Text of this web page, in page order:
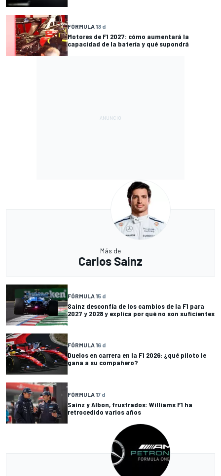
FÓRMULA 13 d
Motores de F1 2027: cómo aumentará la
capacidad de la batería y qué supondrá
Más de
Carlos Sainz
FÓRMULA 15 d
Sainz desconfía de los cambios de la F1 para
2027 y 2028 y explica por qué no son suficientes
FÓRMULA 16 d
Duelos en carrera en la F1 2026: ¿qué piloto le
gana a su compañero?
FÓRMULA 17 d
Sainz y Albon, frustrados: Williams F1 ha
retrocedido varios años